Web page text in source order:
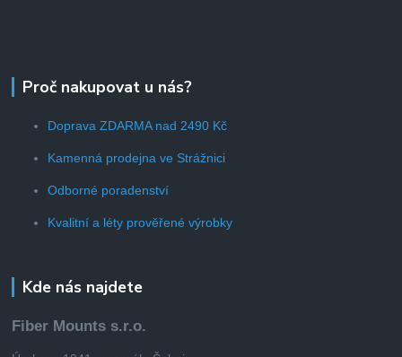
Proč nakupovat u nás?
Doprava ZDARMA nad 2490 Kč
Kamenná prodejna ve Strážnici
Odborné poradenství
Kvalitní a léty prověřené výrobky
Kde nás najdete
Fiber Mounts s.r.o.